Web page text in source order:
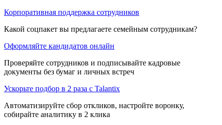
Корпоративная поддержка сотрудников
Какой соцпакет вы предлагаете семейным сотрудникам?
Оформляйте кандидатов онлайн
Проверяйте сотрудников и подписывайте кадровые
документы без бумаг и личных встреч
Ускорьте подбор в 2 раза с Talantix
Автоматизируйте сбор откликов, настройте воронку,
собирайте аналитику в 2 клика